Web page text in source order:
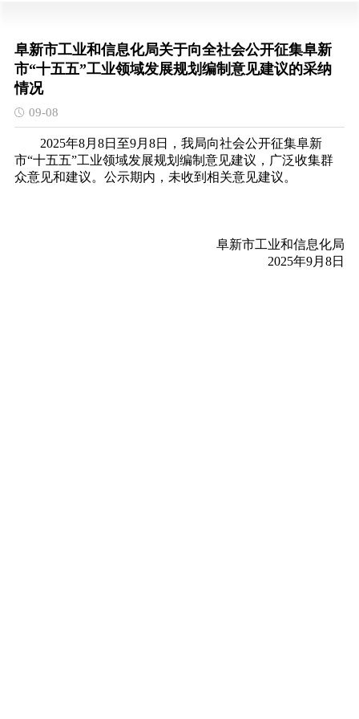
阜新市工业和信息化局关于向全社会公开征集阜新
市“十五五”工业领域发展规划编制意见建议的采纳
情况
09-08
2025年8月8日至9月8日，我局向社会公开征集阜新
市“十五五”工业领域发展规划编制意见建议，广泛收集群
众意见和建议。公示期内，未收到相关意见建议。
阜新市工业和信息化局
2025年9月8日